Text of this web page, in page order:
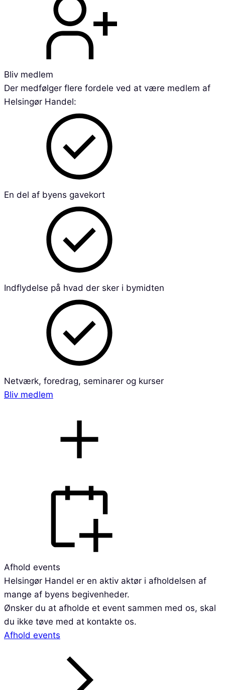
Bliv medlem
Der medfølger flere fordele ved at være medlem af
Helsingør Handel:
En del af byens gavekort
Indflydelse på hvad der sker i bymidten
Netværk, foredrag, seminarer og kurser
Bliv medlem
Afhold events
Helsingør Handel er en aktiv aktør i afholdelsen af
mange af byens begivenheder.
Ønsker du at afholde et event sammen med os, skal
du ikke tøve med at kontakte os.
Afhold events